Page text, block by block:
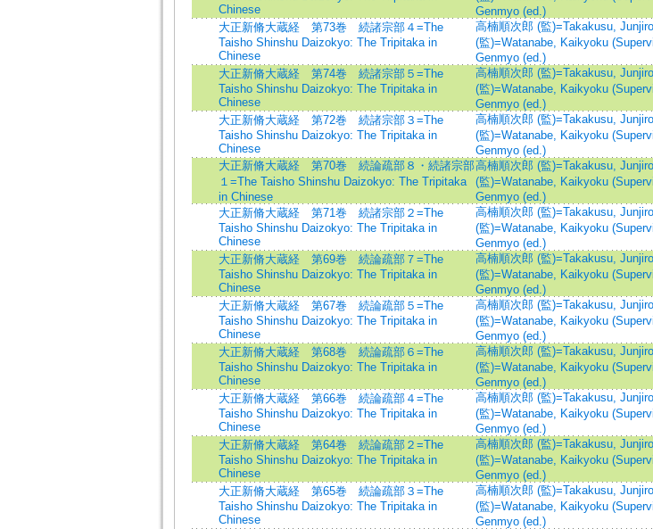
Chinese
Genmyo (ed.)
大正新脩大蔵経 第73巻 続諸宗部４=The
Taisho Shinshu Daizokyo: The Tripitaka in
Chinese
高楠順次郎 (監)=Takakusu,
(監)=Watanabe, Kaikyoku
Genmyo (ed.)
大正新脩大蔵経 第74巻 続諸宗部５=The
Taisho Shinshu Daizokyo: The Tripitaka in
Chinese
高楠順次郎 (監)=Takakusu,
(監)=Watanabe, Kaikyoku
Genmyo (ed.)
大正新脩大蔵経 第72巻 続諸宗部３=The
Taisho Shinshu Daizokyo: The Tripitaka in
Chinese
高楠順次郎 (監)=Takakusu,
(監)=Watanabe, Kaikyoku
Genmyo (ed.)
大正新脩大蔵経 第70巻 続論疏部８・続諸宗部
１=The Taisho Shinshu Daizokyo: The Tripitaka
in Chinese
高楠順次郎 (監)=Takakusu,
(監)=Watanabe, Kaikyoku
Genmyo (ed.)
大正新脩大蔵経 第71巻 続諸宗部２=The
Taisho Shinshu Daizokyo: The Tripitaka in
Chinese
高楠順次郎 (監)=Takakusu,
(監)=Watanabe, Kaikyoku
Genmyo (ed.)
大正新脩大蔵経 第69巻 続論疏部７=The
Taisho Shinshu Daizokyo: The Tripitaka in
Chinese
高楠順次郎 (監)=Takakusu,
(監)=Watanabe, Kaikyoku
Genmyo (ed.)
大正新脩大蔵経 第67巻 続論疏部５=The
Taisho Shinshu Daizokyo: The Tripitaka in
Chinese
高楠順次郎 (監)=Takakusu,
(監)=Watanabe, Kaikyoku
Genmyo (ed.)
大正新脩大蔵経 第68巻 続論疏部６=The
Taisho Shinshu Daizokyo: The Tripitaka in
Chinese
高楠順次郎 (監)=Takakusu,
(監)=Watanabe, Kaikyoku
Genmyo (ed.)
大正新脩大蔵経 第66巻 続論疏部４=The
Taisho Shinshu Daizokyo: The Tripitaka in
Chinese
高楠順次郎 (監)=Takakusu,
(監)=Watanabe, Kaikyoku
Genmyo (ed.)
大正新脩大蔵経 第64巻 続論疏部２=The
Taisho Shinshu Daizokyo: The Tripitaka in
Chinese
高楠順次郎 (監)=Takakusu,
(監)=Watanabe, Kaikyoku
Genmyo (ed.)
大正新脩大蔵経 第65巻 続論疏部３=The
Taisho Shinshu Daizokyo: The Tripitaka in
Chinese
高楠順次郎 (監)=Takakusu,
(監)=Watanabe, Kaikyoku
Genmyo (ed.)